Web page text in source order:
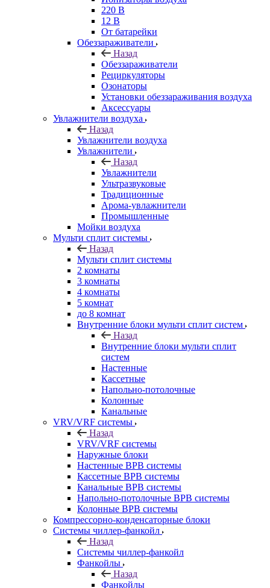
220 В
12 В
От батарейки
Обеззараживатели
Назад
Обеззараживатели
Рециркуляторы
Озонаторы
Установки обеззараживания воздуха
Аксессуары
Увлажнители воздуха
Назад
Увлажнители воздуха
Увлажнители
Назад
Увлажнители
Ультразвуковые
Традиционные
Арома-увлажнители
Промышленные
Мойки воздуха
Мульти сплит системы
Назад
Мульти сплит системы
2 комнаты
3 комнаты
4 комнаты
5 комнат
до 8 комнат
Внутренние блоки мульти сплит систем
Назад
Внутренние блоки мульти сплит
систем
Настенные
Кассетные
Напольно-потолочные
Колонные
Канальные
VRV/VRF системы
Назад
VRV/VRF системы
Наружные блоки
Настенные ВРВ системы
Кассетные ВРВ системы
Канальные ВРВ системы
Напольно-потолочные ВРВ системы
Колонные ВРВ системы
Компрессорно-конденсаторные блоки
Системы чиллер-фанкойл
Назад
Системы чиллер-фанкойл
Фанкойлы
Назад
Фанкойлы